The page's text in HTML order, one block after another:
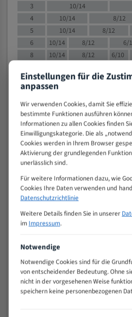
3
10/14
4
10/14 8/12
5
10/14 8/12
6
10/14 8/12 6/
8
10/14 8/12 6/10
12
8/12 6/10
15
20
4/
30
4/
50
80
> 100
M (mm)
Zähne pro
Zoll (ZpZ)
>
25
10/14
25 - 50
50 - 120
4/6
80 - 180
3/4
130 -
Einstellungen für die
anpassen
Wir verwenden Cookies, damit Sie
bestimmte Funktionen ausführen
Informationen zu allen Cookies finden
Einwilligungskategorie. Die als
Cookies werden in Ihrem Browser
Aktivierung der grundlegenden
unerlässlich sind.
Für weitere Informationen dazu, wie
Cookies Ihre Daten verwenden und
Datenschutzrichtlinie
Weitere Details finden Sie in unserer
im Impressum.
Notwendige
Notwendige Cookies sind für die
von entscheidender Bedeutung. Ohne
nicht in der vorgesehenen Weise
speichern keine personenbezogenen